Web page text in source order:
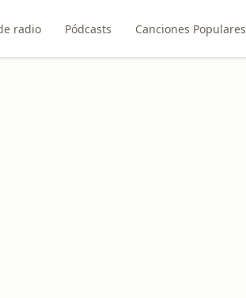
radio Pódcasts Canciones Populares